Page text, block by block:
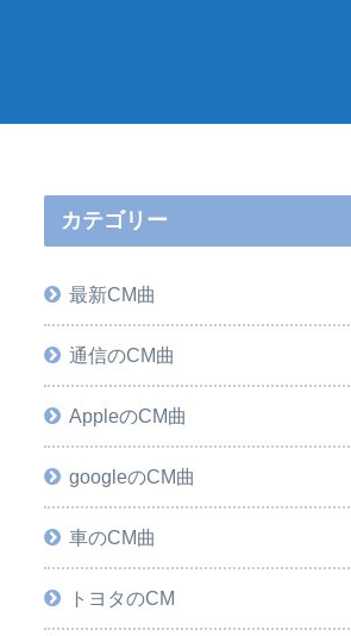
カテゴリー
最新CM曲
通信のCM曲
AppleのCM曲
googleのCM曲
車のCM曲
トヨタのCM